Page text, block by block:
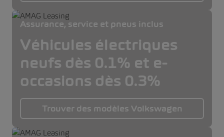
Assurance, service et pneus inclus
Véhicules électriques
neufs dès 0.1% et e-
occasions dès 0.3%
Trouver des modèles Volkswagen